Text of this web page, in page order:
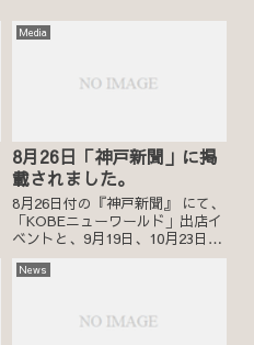
が、おかげさまで「株式会社リト
Media
8月26日「神戸新聞」に掲
載されました。
8月26日付の『神戸新聞』 にて、
「KOBEニューワールド」出店イ
ベントと、9月19日、10月23日の
スイーツ講習会が紹介されまし
た。 →
News